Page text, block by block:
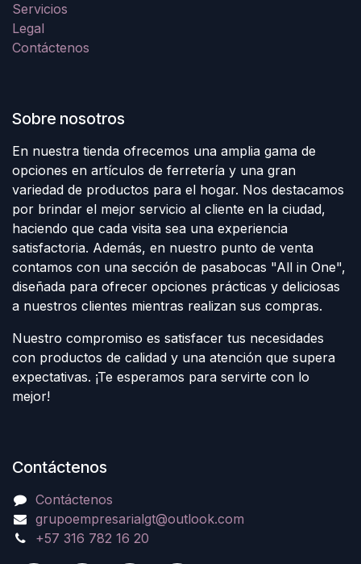
Servicios
Legal
Contáctenos
Sobre nosotros
En nuestra tienda ofrecemos una amplia gama de
opciones en artículos de ferretería y una gran
variedad de productos para el hogar. Nos destacamos
por brindar el mejor servicio al cliente en la ciudad,
haciendo que cada visita sea una experiencia
satisfactoria. Además, en nuestro punto de venta
contamos con una sección de pasabocas "All in One",
diseñada para ofrecer opciones prácticas y deliciosas
a nuestros clientes mientras realizan sus compras.
Nuestro compromiso es satisfacer tus necesidades
con productos de calidad y una atención que supera
expectativas. ¡Te esperamos para servirte con lo
mejor!
Contáctenos
Contáctenos
grupoempresarialgt@outlook.com
+57 316 782 16 20